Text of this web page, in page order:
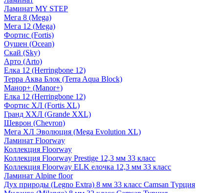
Ламинат MY STEP
Мега 8 (Mega)
Мега 12 (Mega)
Фортис (Fortis)
Оушен (Ocean)
Скай (Sky)
Арто (Arto)
Елка 12 (Herringbone 12)
Терра Аква Блок (Terra Aqua Block)
Манор+ (Manor+)
Елка 12 (Herringbone 12)
Фортис ХЛ (Fortis XL)
Гранд ХХЛ (Grande XXL)
Шеврон (Chevron)
Мега ХЛ Эволюция (Mega Evolution XL)
Ламинат Floorway
Коллекция Floorway
Коллекция Floorway Prestige 12,3 мм 33 класс
Коллекция Floorway ELK елочка 12,3 мм 33 класс
Ламинат Alpine floor
Дух природы (Legno Extra) 8 мм 33 класс Camsan Турция